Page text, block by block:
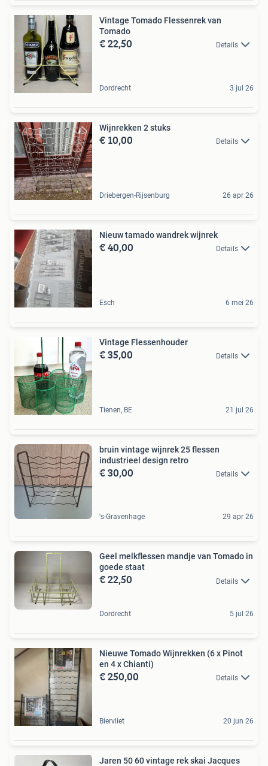
Vintage Tomado Flessenrek van
Tomado
€ 22,50 Details
Dordrecht 3 jul 26
Wijnrekken 2 stuks
€ 10,00 Details
Driebergen-Rijsenburg 26 apr 26
Nieuw tamado wandrek wijnrek
€ 40,00 Details
Esch 6 mei 26
Vintage Flessenhouder
€ 35,00 Details
Tienen, BE 21 jul 26
bruin vintage wijnrek 25 flessen
industrieel design retro
€ 30,00 Details
's-Gravenhage 29 apr 26
Geel melkflessen mandje van Tomado in
goede staat
€ 22,50 Details
Dordrecht 5 jul 26
Nieuwe Tomado Wijnrekken (6 x Pinot
en 4 x Chianti)
€ 250,00 Details
Biervliet 20 jun 26
Jaren 50 60 vintage rek skai Jacques